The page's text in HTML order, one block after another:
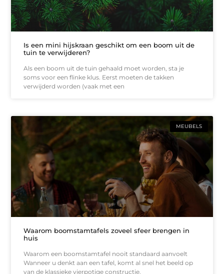
Is een mini hijskraan geschikt om een boom uit de
tuin te verwijderen?
Als een boom uit de tuin gehaald moet worden, sta je
soms voor een flinke klus. Eerst moeten de takken
verwijderd worden (vaak met een
MEUBELS
Waarom boomstamtafels zoveel sfeer brengen in
huis
Waarom een boomstamtafel nooit standaard aanvoelt
Wanneer u denkt aan een tafel, komt al snel het beeld op
van de klassieke vierpotige constructie.